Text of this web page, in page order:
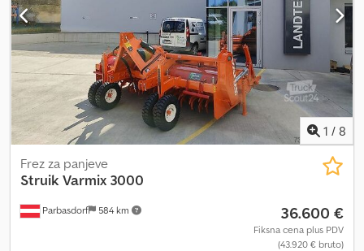
1 / 8
Parbasdorf 584 km
Frez za panjeve
StruikVarmix 3000
36.600 €
Fiksna cena plus PDV
(43.920 € bruto)